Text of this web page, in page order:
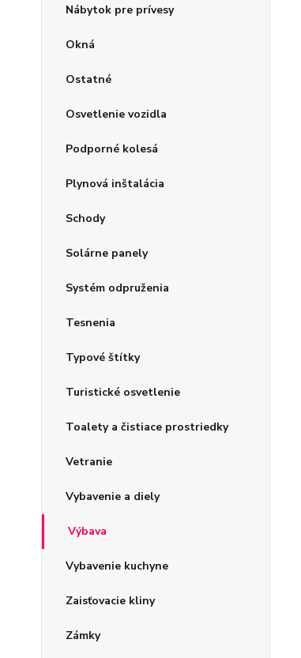
Nábytok pre prívesy
Okná
Ostatné
Osvetlenie vozidla
Podporné kolesá
Plynová inštalácia
Schody
Solárne panely
Systém odpruženia
Tesnenia
Typové štítky
Turistické osvetlenie
Toalety a čistiace prostriedky
Vetranie
Vybavenie a diely
Výbava
Vybavenie kuchyne
Zaisťovacie kliny
Zámky